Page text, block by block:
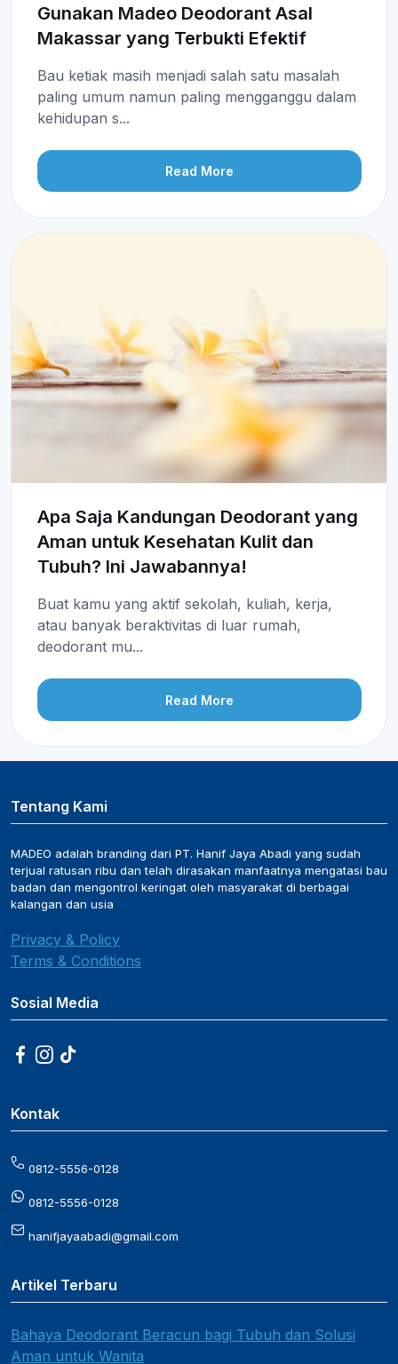
Gunakan Madeo Deodorant Asal
Makassar yang Terbukti Efektif
Bau ketiak masih menjadi salah satu masalah
paling umum namun paling mengganggu dalam
kehidupan s...
Read More
Apa Saja Kandungan Deodorant yang
Aman untuk Kesehatan Kulit dan
Tubuh? Ini Jawabannya!
Buat kamu yang aktif sekolah, kuliah, kerja,
atau banyak beraktivitas di luar rumah,
deodorant mu...
Read More
Tentang Kami
MADEO adalah branding dari PT. Hanif Jaya Abadi yang sudah
terjual ratusan ribu dan telah dirasakan manfaatnya mengatasi bau
badan dan mengontrol keringat oleh masyarakat di berbagai
kalangan dan usia
Privacy & Policy
Terms & Conditions
Sosial Media
Kontak
0812-5556-0128
0812-5556-0128
hanifjayaabadi@gmail.com
Artikel Terbaru
Bahaya Deodorant Beracun bagi Tubuh dan Solusi
Aman untuk Wanita